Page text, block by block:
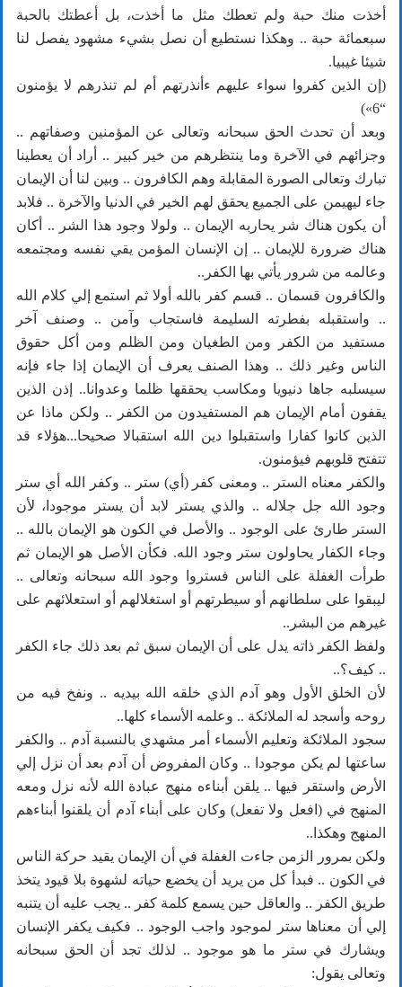
أخذت منك حبة ولم تعطك مثل ما أخذت، بل أعطتك بالحبة
سبعمائة حبة .. وهكذا نستطيع أن نصل بشيء مشهود يفصل لنا
شيئا غيبيا.
(إن الذين كفروا سواء عليهم ءأنذرتهم أم لم تنذرهم لا يؤمنون
“6»)
وبعد أن تحدث الحق سبحانه وتعالى عن المؤمنين وصفاتهم ..
وجزائهم في الآخرة وما ينتظرهم من خير كبير .. أراد أن يعطينا
تبارك وتعالى الصورة المقابلة وهم الكافرون .. وبين لنا أن الإيمان
جاء ليهيمن على الجميع يحقق لهم الخير في الدنيا والآخرة .. فلابد
أن يكون هناك شر يحاربه الإيمان .. ولولا وجود هذا الشر .. أكان
هناك ضرورة للإيمان .. إن الإنسان المؤمن يقي نفسه ومجتمعه
وعالمه من شرور يأتي بها الكفر..
والكافرون قسمان .. قسم كفر بالله أولا ثم استمع إلي كلام الله
.. واستقبله بفطرته السليمة فاستجاب وآمن .. وصنف آخر
مستفيد من الكفر ومن الطغيان ومن الظلم ومن أكل حقوق
الناس وغير ذلك .. وهذا الصنف يعرف أن الإيمان إذا جاء فإنه
سيسلبه جاها دنيويا ومكاسب يحققها ظلما وعدوانا.. إذن الذين
يقفون أمام الإيمان هم المستفيدون من الكفر .. ولكن ماذا عن
الذين كانوا كفارا واستقبلوا دين الله استقبالا صحيحا...هؤلاء قد
تتفتح قلوبهم فيؤمنون.
والكفر معناه الستر .. ومعنى كفر (أي) ستر .. وكفر الله أي ستر
وجود الله جل جلاله .. والذي يستر لابد أن يستر موجودا، لأن
الستر طارئ على الوجود .. والأصل في الكون هو الإيمان بالله ..
وجاء الكفار يحاولون ستر وجود الله. فكأن الأصل هو الإيمان ثم
طرأت الغفلة على الناس فستروا وجود الله سبحانه وتعالى ..
ليبقوا على سلطانهم أو سيطرتهم أو استغلالهم أو استعلائهم على
غيرهم من البشر..
ولفظ الكفر ذاته يدل على أن الإيمان سبق ثم بعد ذلك جاء الكفر
.. كيف؟..
لأن الخلق الأول وهو آدم الذي خلقه الله بيديه .. ونفخ فيه من
روحه وأسجد له الملائكة .. وعلمه الأسماء كلها..
سجود الملائكة وتعليم الأسماء أمر مشهدي بالنسبة آدم .. والكفر
ساعتها لم يكن موجودا .. وكان المفروض أن آدم بعد أن نزل إلي
الأرض واستقر فيها .. يلقن أبناءه منهج عبادة الله لأنه نزل ومعه
المنهج في (افعل ولا تفعل) وكان على أبناء آدم أن يلقنوا أبناءهم
المنهج وهكذا..
ولكن بمرور الزمن جاءت الغفلة في أن الإيمان يقيد حركة الناس
في الكون .. فبدأ كل من يريد أن يخضع حياته لشهوة بلا قيود يتخذ
طريق الكفر .. والعاقل حين يسمع كلمة كفر .. يجب عليه أن يتنبه
إلي أن معناها ستر لموجود واجب الوجود .. فكيف يكفر الإنسان
ويشارك في ستر ما هو موجود .. لذلك تجد أن الحق سبحانه
وتعالى يقول: